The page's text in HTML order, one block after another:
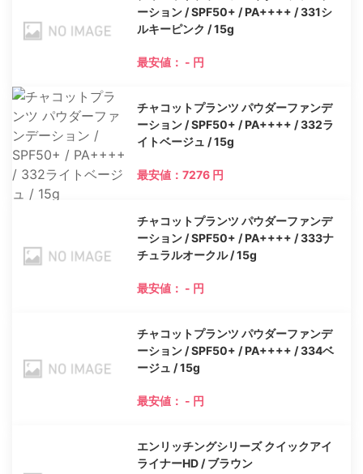
ーション / SPF50+ / PA++++ / 331シ
ルキーピンク / 15g
最安値： - 円
チャコットプランツ パウダーファンデ
ーション / SPF50+ / PA++++ / 332ラ
イトベージュ / 15g
最安値：7276 円
チャコットプランツ パウダーファンデ
ーション / SPF50+ / PA++++ / 333ナ
チュラルオークル / 15g
最安値： - 円
チャコットプランツ パウダーファンデ
ーション / SPF50+ / PA++++ / 334ベ
ージュ / 15g
最安値： - 円
エンリッチングシリーズ クイックアイ
ライナーHD / ブラウン